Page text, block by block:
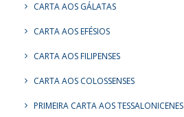
CARTA AOS GÁLATAS
CARTA AOS EFÉSIOS
CARTA AOS FILIPENSES
CARTA AOS COLOSSENSES
PRIMEIRA CARTA AOS TESSALONICENES